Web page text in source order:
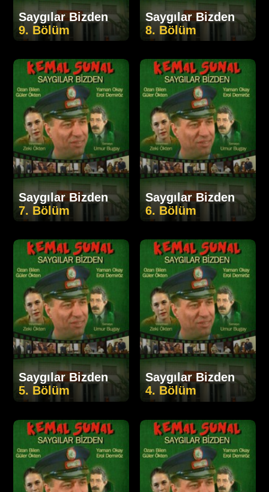
Saygılar Bizden
9. Bölüm
Saygılar Bizden
8. Bölüm
Saygılar Bizden
7. Bölüm
Saygılar Bizden
6. Bölüm
Saygılar Bizden
5. Bölüm
Saygılar Bizden
4. Bölüm